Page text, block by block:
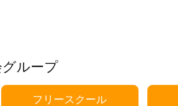
ループ
フリースクール